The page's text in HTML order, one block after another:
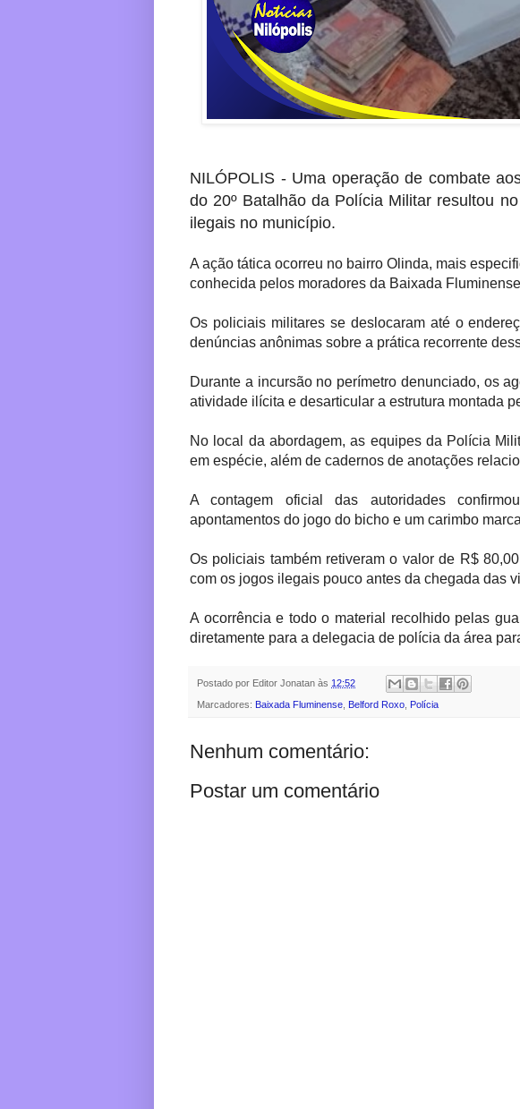
NILÓPOLIS - Uma operação de combate
do 20º Batalhão da Polícia Militar resultou
ilegais no município.
A ação tática ocorreu no bairro Olinda, mais
conhecida pelos moradores da Baixada
Os policiais militares se deslocaram até o
denúncias anônimas sobre a prática recorrente
Durante a incursão no perímetro denunciado, os
atividade ilícita e desarticular a estrutura montada
No local da abordagem, as equipes da Polícia
em espécie, além de cadernos de anotações
A contagem oficial das autoridades
apontamentos do jogo do bicho e um carimbo
Os policiais também retiveram o valor de R$
com os jogos ilegais pouco antes da chegada das
A ocorrência e todo o material recolhido pelas
diretamente para a delegacia de polícia da área
Postado por Editor Jonatan às 12:52
Marcadores: Baixada Fluminense, Belford Roxo, Polícia
Nenhum comentário:
Postar um comentário